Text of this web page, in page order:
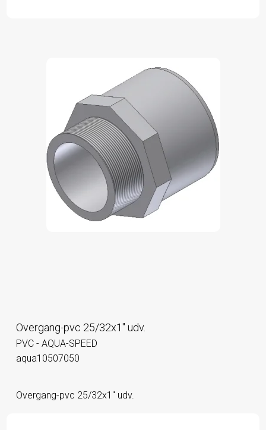
Overgang-pvc 25/32x1" udv.
PVC - AQUA-SPEED
aqua10507050
Overgang-pvc 25/32x1" udv.